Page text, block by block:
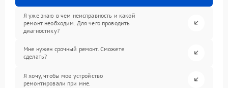
Я уже знаю в чем неисправность и какой
ремонт необходим. Для чего проводить
диагностику?
Мне нужен срочный ремонт. Сможете
сделать?
Я хочу, чтобы мое устройство
ремонтировали при мне.